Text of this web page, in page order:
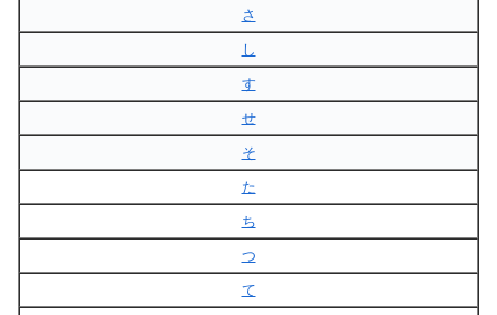
さ
し
す
せ
そ
た
ち
つ
て